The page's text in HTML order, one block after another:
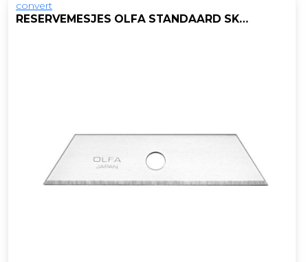
convert
RESERVEMESJES OLFA STANDAARD SKB-2/PK 5